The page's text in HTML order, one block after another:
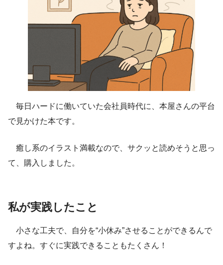
毎日ハードに働いていた会社員時代に、本屋さんの平台
で見かけた本です。
癒し系のイラスト満載なので、サクッと読めそうと思っ
て、購入しました。
私が実践したこと
小さな工夫で、自分を“小休み”させることができるんで
すよね。すぐに実践できることもたくさん！